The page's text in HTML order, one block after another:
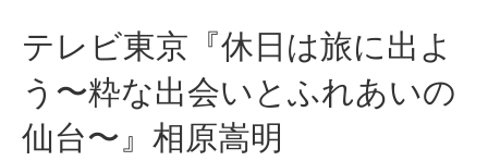
テレビ東京『休日は旅に出よ
う〜粋な出会いとふれあいの
仙台〜』相原嵩明